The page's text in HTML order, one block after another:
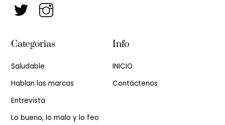
Categorias
Saludable
Hablan las marcas
Entrevista
Lo bueno, lo malo y lo feo
Info
INICIO
Contáctenos